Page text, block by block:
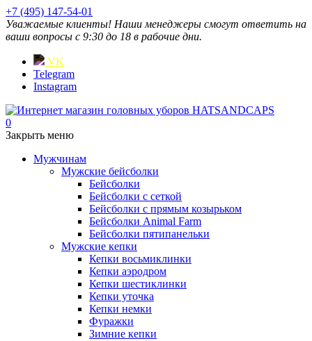
+7 (495) 147-54-01
Уважаемые клиенты! Наши менеджеры смогут ответить на
ваши вопросы с 9:30 до 18 в рабочие дни.
VK
Telegram
Instagram
0
Закрыть меню
Мужчинам
Мужские бейсболки
Бейсболки
Бейсболки с сеткой
Бейсболки с прямым козырьком
Бейсболки Animal Farm
Бейсболки пятипанельки
Мужские кепки
Кепки восьмиклинки
Кепки аэродром
Кепки шестиклинки
Кепки уточка
Кепки немки
Фуражки
Зимние кепки